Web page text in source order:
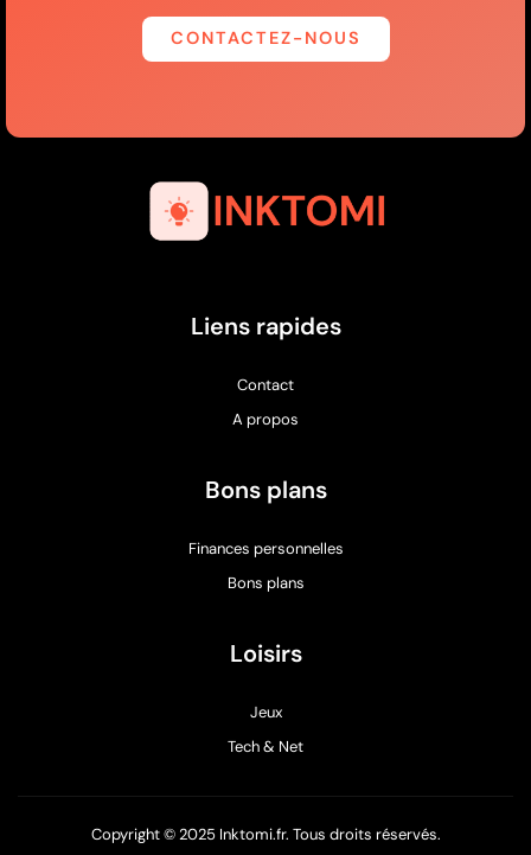
CONTACTEZ-NOUS
Liens rapides
Contact
A propos
Bons plans
Finances personnelles
Bons plans
Loisirs
Jeux
Tech & Net
Copyright © 2025 Inktomi.fr. Tous droits réservés.